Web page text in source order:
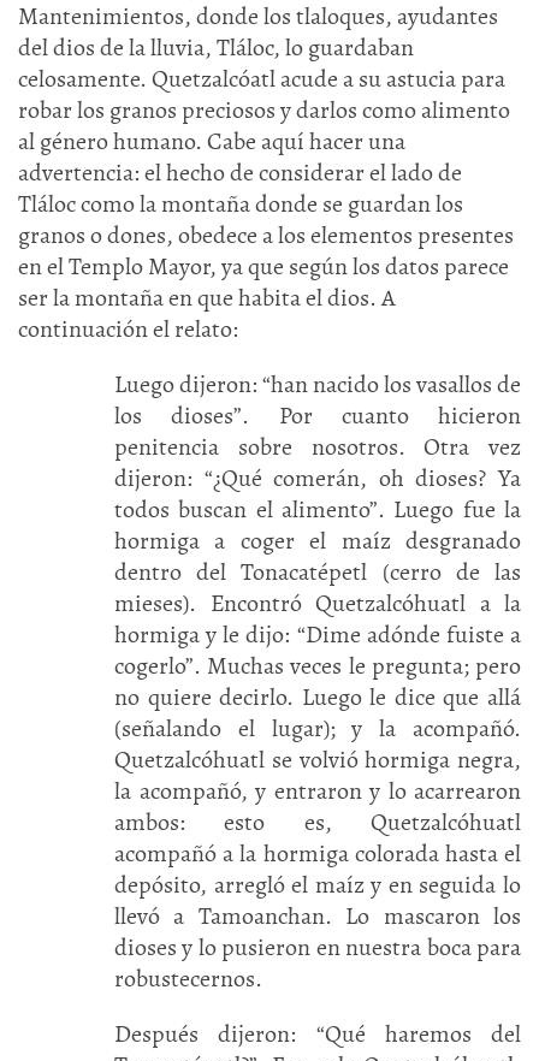
Mantenimientos, donde los tlaloques, ayudantes
del dios de la lluvia, Tláloc, lo guardaban
celosamente. Quetzalcóatl acude a su astucia para
robar los granos preciosos y darlos como alimento
al género humano. Cabe aquí hacer una
advertencia: el hecho de considerar el lado de
Tláloc como la montaña donde se guardan los
granos o dones, obedece a los elementos presentes
en el Templo Mayor, ya que según los datos parece
ser la montaña en que habita el dios. A
continuación el relato:
Luego dijeron: “han nacido los vasallos de
los dioses”. Por cuanto hicieron
penitencia sobre nosotros. Otra vez
dijeron: “¿Qué comerán, oh dioses? Ya
todos buscan el alimento”. Luego fue la
hormiga a coger el maíz desgranado
dentro del Tonacatépetl (cerro de las
mieses). Encontró Quetzalcóhuatl a la
hormiga y le dijo: “Dime adónde fuiste a
cogerlo”. Muchas veces le pregunta; pero
no quiere decirlo. Luego le dice que allá
(señalando el lugar); y la acompañó.
Quetzalcóhuatl se volvió hormiga negra,
la acompañó, y entraron y lo acarrearon
ambos: esto es, Quetzalcóhuatl
acompañó a la hormiga colorada hasta el
depósito, arregló el maíz y en seguida lo
llevó a Tamoanchan. Lo mascaron los
dioses y lo pusieron en nuestra boca para
robustecernos.
Después dijeron: “Qué haremos del